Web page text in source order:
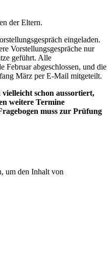
der Eltern.
eingeladen.
Vorstellungsgespräche nur
geführt. Alle
Februar abgeschlossen, und die
März per E-Mail mitgeteilt.
schon aussortiert,
weitere Termine
muss zur Prüfung
um den Inhalt von